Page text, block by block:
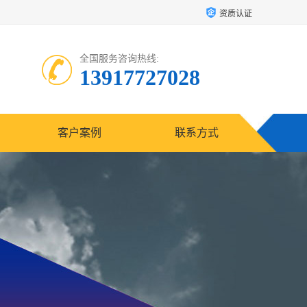
资质认证
全国服务咨询热线:
13917727028
客户案例 联系方式